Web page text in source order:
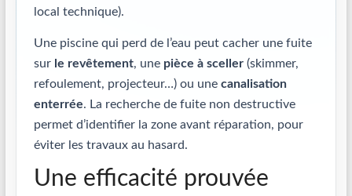
local technique).
Une piscine qui perd de l’eau peut cacher une fuite
sur le revêtement, une pièce à sceller(skimmer,
refoulement, projecteur…) ou une canalisation
enterrée. La recherche de fuite non destructive
permet d’identifier la zone avant réparation, pour
éviter les travaux au hasard.
Une efficacité prouvée